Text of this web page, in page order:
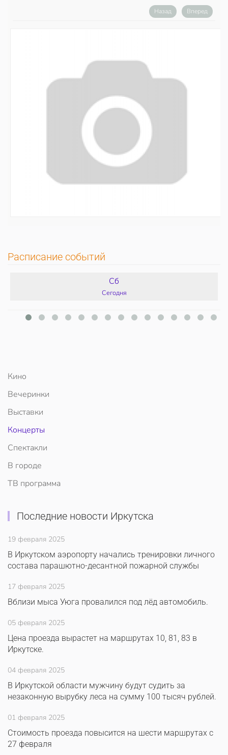
Назад Вперед
Расписание событий
Сб
Сегодня
Кино
Вечеринки
Выставки
Концерты
Спектакли
В городе
ТВ программа
Последние новости Иркутска
19 февраля 2025
В Иркутском аэропорту начались тренировки личного
состава парашютно-десантной пожарной службы
17 февраля 2025
Вблизи мыса Уюга провалился под лёд автомобиль.
05 февраля 2025
Цена проезда вырастет на маршрутах 10, 81, 83 в
Иркутске.
04 февраля 2025
В Иркутской области мужчину будут судить за
незаконную вырубку леса на сумму 100 тысяч рублей.
01 февраля 2025
Стоимость проезда повысится на шести маршрутах с
27 февраля